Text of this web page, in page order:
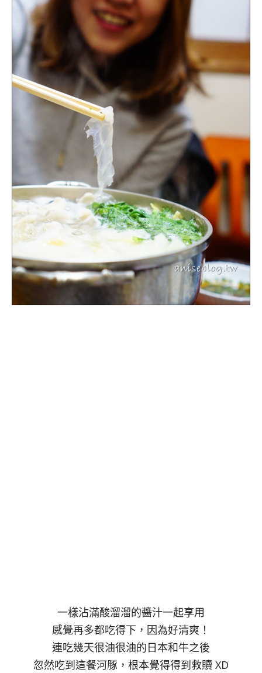
一樣沾滿酸溜溜的醬汁一起享用
感覺再多都吃得下，因為好清爽！
連吃幾天很油很油的日本和牛之後
忽然吃到這餐河豚，根本覺得得到救贖 XD